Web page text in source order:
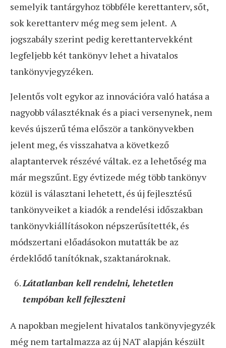
semelyik tantárgyhoz többféle kerettanterv, sőt,
sok kerettanterv még meg sem jelent. A
jogszabály szerint pedig kerettantervekként
legfeljebb két tankönyv lehet a hivatalos
tankönyvjegyzéken.
Jelentős volt egykor az innovációra való hatása a
nagyobb választéknak és a piaci versenynek, nem
kevés újszerű téma először a tankönyvekben
jelent meg, és visszahatva a következő
alaptantervek részévé váltak. ez a lehetőség ma
már megszűnt. Egy évtizede még több tankönyv
közül is választani lehetett, és új fejlesztésű
tankönyveiket a kiadók a rendelési időszakban
tankönyvkiállításokon népszerűsítették, és
módszertani előadásokon mutatták be az
érdeklődő tanítóknak, szaktanároknak.
Látatlanban kell rendelni, lehetetlen
tempóban kell fejleszteni
A napokban megjelent hivatalos tankönyvjegyzék
még nem tartalmazza az új NAT alapján készült